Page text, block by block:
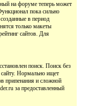
на форуме теперь может
пока сильно
в период
только макеты
сайтов. Для
поиск. Поиск без
Нормально ищет
припенания и сложной
за предоставленный